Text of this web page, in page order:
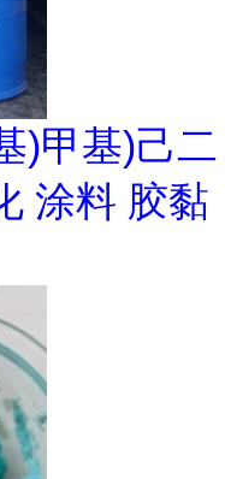
)甲基)己二
涂料 胶黏